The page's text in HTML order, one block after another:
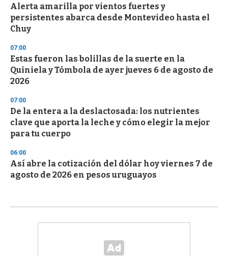
Alerta amarilla por vientos fuertes y
persistentes abarca desde Montevideo hasta el
Chuy
07:00
Estas fueron las bolillas de la suerte en la
Quiniela y Tómbola de ayer jueves 6 de agosto de
2026
07:00
De la entera a la deslactosada: los nutrientes
clave que aporta la leche y cómo elegir la mejor
para tu cuerpo
06:00
Así abre la cotización del dólar hoy viernes 7 de
agosto de 2026 en pesos uruguayos